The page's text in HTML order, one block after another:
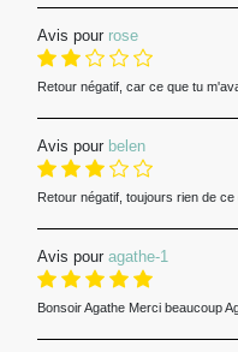
Avis pour rose
Retour négatif, car ce que tu
Avis pour belen
Retour négatif, toujours rien de ce
Avis pour agathe-1
Bonsoir Agathe Merci beaucoup